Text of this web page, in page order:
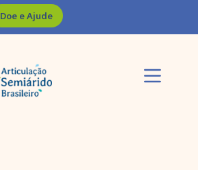
Doe e Ajude